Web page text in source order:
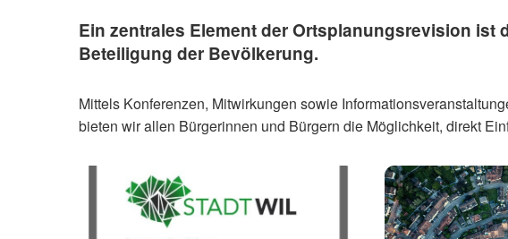
Ein zentrales Element der Ortsplanungsrevision ist
Beteiligung der Bevölkerung.
Mittels Konferenzen, Mitwirkungen sowie
bieten wir allen Bürgerinnen und Bürgern die Möglichkeit, direkt